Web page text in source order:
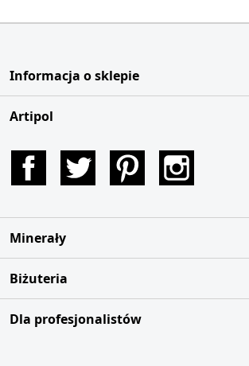
Informacja o sklepie
Artipol
Facebook Twitter Pinterest
Minerały
Biżuteria
Dla profesjonalistów